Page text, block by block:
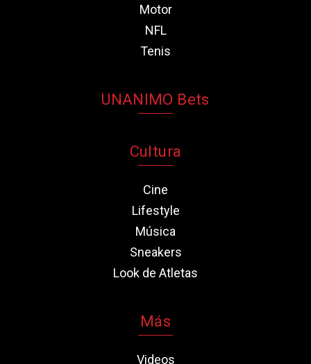
Motor
NFL
Tenis
UNANIMO Bets
Cultura
Cine
Lifestyle
Música
Sneakers
Look de Atletas
Más
Videos